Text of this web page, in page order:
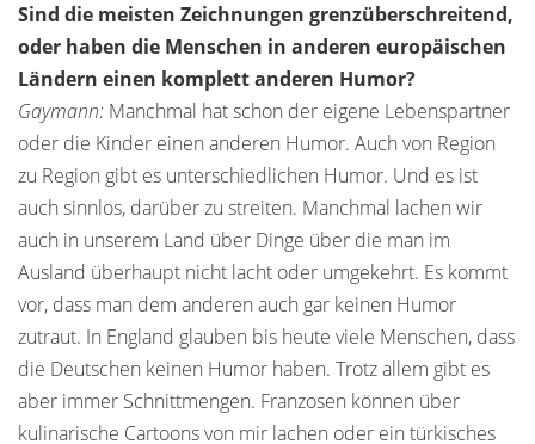
Sind die meisten Zeichnungen grenzüberschreitend,
oder haben die Menschen in anderen europäischen
Ländern einen komplett anderen Humor?
Gaymann: Manchmal hat schon der eigene Lebenspartner
oder die Kinder einen anderen Humor. Auch von Region
zu Region gibt es unterschiedlichen Humor. Und es ist
auch sinnlos, darüber zu streiten. Manchmal lachen wir
auch in unserem Land über Dinge über die man im
Ausland überhaupt nicht lacht oder umgekehrt. Es kommt
vor, dass man dem anderen auch gar keinen Humor
zutraut. In England glauben bis heute viele Menschen, dass
die Deutschen keinen Humor haben. Trotz allem gibt es
aber immer Schnittmengen. Franzosen können über
kulinarische Cartoons von mir lachen oder ein türkisches